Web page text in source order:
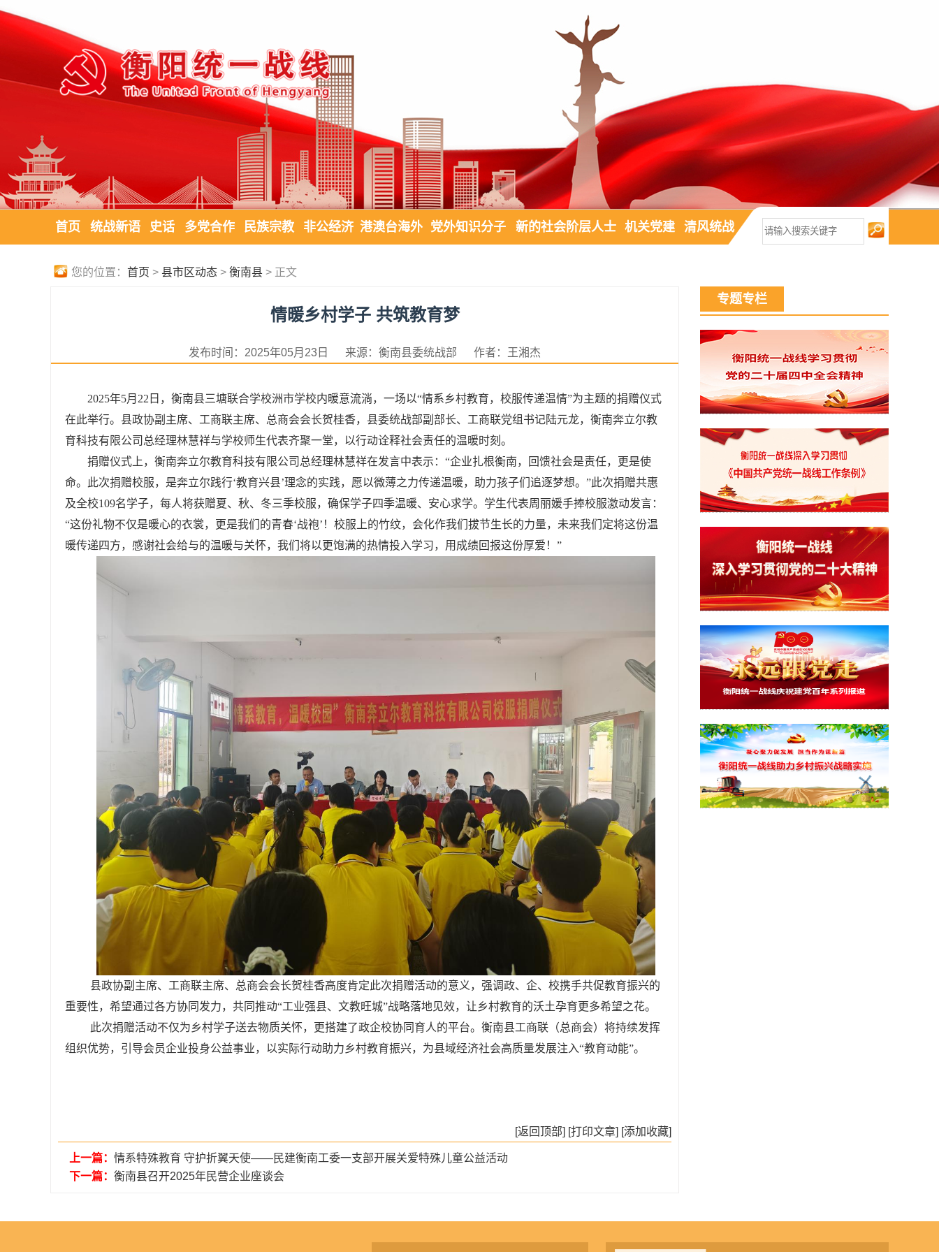
首页 统战新语 史话 多党合作 民族宗教 非公经济 港澳台海外 党外知识分子 新的社会阶层人士 机关党建 清风统战
您的位置： 首页 > 县市区动态 > 衡南县 > 正文
情暖乡村学子 共筑教育梦
发布时间：2025年05月23日 来源：衡南县委统战部 作者：王湘杰
2025年5月22日，衡南县三塘联合学校洲市学校内暖意流淌，一场以“情系乡村教育，校服传递温情”为主题的捐赠仪式
在此举行。县政协副主席、工商联主席、总商会会长贺桂香，县委统战部副部长、工商联党组书记陆元龙，衡南奔立尔教
育科技有限公司总经理林慧祥与学校师生代表齐聚一堂，以行动诠释社会责任的温暖时刻。
捐赠仪式上，衡南奔立尔教育科技有限公司总经理林慧祥在发言中表示：“企业扎根衡南，回馈社会是责任，更是使
命。此次捐赠校服，是奔立尔践行‘教育兴县’理念的实践，愿以微薄之力传递温暖，助力孩子们追逐梦想。”此次捐赠共惠
及全校109名学子，每人将获赠夏、秋、冬三季校服，确保学子四季温暖、安心求学。学生代表周丽媛手捧校服激动发言：
“这份礼物不仅是暖心的衣裳，更是我们的青春‘战袍’！校服上的竹纹，会化作我们拔节生长的力量，未来我们定将这份温
暖传递四方，感谢社会给与的温暖与关怀，我们将以更饱满的热情投入学习，用成绩回报这份厚爱！”
县政协副主席、工商联主席、总商会会长贺桂香高度肯定此次捐赠活动的意义，强调政、企、校携手共促教育振兴的
重要性，希望通过各方协同发力，共同推动“工业强县、文教旺城”战略落地见效，让乡村教育的沃土孕育更多希望之花。
此次捐赠活动不仅为乡村学子送去物质关怀，更搭建了政企校协同育人的平台。衡南县工商联（总商会）将持续发挥
组织优势，引导会员企业投身公益事业，以实际行动助力乡村教育振兴，为县域经济社会高质量发展注入“教育动能”。
[返回顶部] [打印文章] [添加收藏]
上一篇： 情系特殊教育 守护折翼天使——民建衡南工委一支部开展关爱特殊儿童公益活动
下一篇： 衡南县召开2025年民营企业座谈会
专题专栏